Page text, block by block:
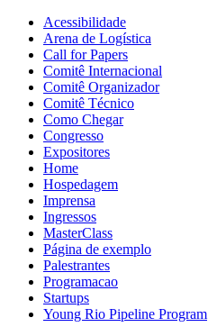
Acessibilidade
Arena de Logística
Call for Papers
Comitê Internacional
Comitê Organizador
Comitê Técnico
Como Chegar
Congresso
Expositores
Home
Hospedagem
Imprensa
Ingressos
MasterClass
Página de exemplo
Palestrantes
Programacao
Startups
Young Rio Pipeline Program